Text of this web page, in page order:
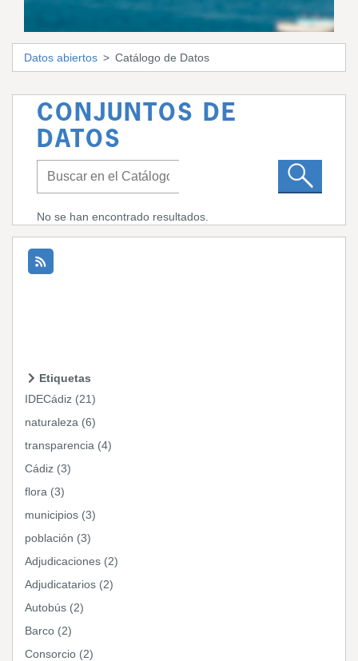
Datos abiertos Catálogo de Datos
CONJUNTOS DE
DATOS
No se han encontrado resultados.
Etiquetas
IDECádiz (21)
naturaleza (6)
transparencia (4)
Cádiz (3)
flora (3)
municipios (3)
población (3)
Adjudicaciones (2)
Adjudicatarios (2)
Autobús (2)
Barco (2)
Consorcio (2)